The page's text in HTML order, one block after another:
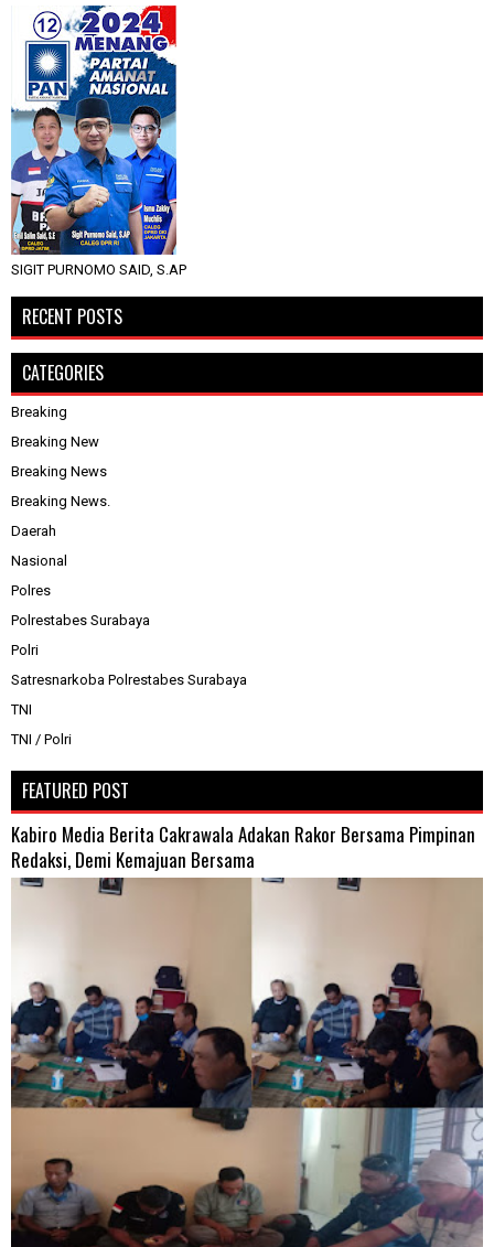
SIGIT PURNOMO SAID, S.AP
RECENT POSTS
CATEGORIES
Breaking
Breaking New
Breaking News
Breaking News.
Daerah
Nasional
Polres
Polrestabes Surabaya
Polri
Satresnarkoba Polrestabes Surabaya
TNI
TNI / Polri
FEATURED POST
Kabiro Media Berita Cakrawala Adakan Rakor Bersama Pimpinan
Redaksi, Demi Kemajuan Bersama